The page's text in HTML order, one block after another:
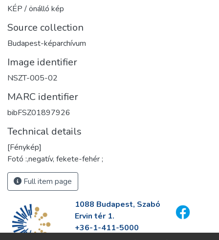
KÉP / önálló kép
Source collection
Budapest-képarchívum
Image identifier
NSZT-005-02
MARC identifier
bibFSZ01897926
Technical details
[Fénykép]
Fotó :,negatív, fekete-fehér ;
Full item page
1088 Budapest, Szabó
Ervin tér 1.
+36-1-411-5000